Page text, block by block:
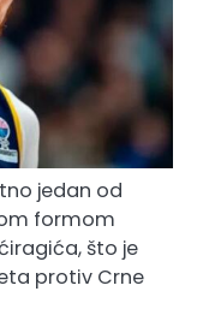
jedan od
formom
što je
protiv Crne